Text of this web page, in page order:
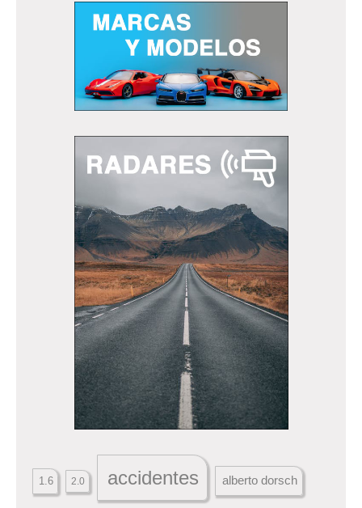
1.6 2.0 accidentes alberto dorsch